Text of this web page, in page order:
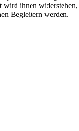
wird ihnen widerstehen,
Begleitern werden.